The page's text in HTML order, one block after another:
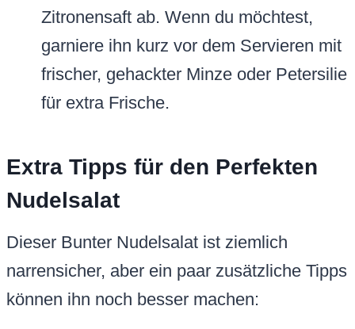
Zitronensaft ab. Wenn du möchtest,
garniere ihn kurz vor dem Servieren mit
frischer, gehackter Minze oder Petersilie
für extra Frische.
Extra Tipps für den Perfekten
Nudelsalat
Dieser Bunter Nudelsalat ist ziemlich
narrensicher, aber ein paar zusätzliche Tipps
können ihn noch besser machen: